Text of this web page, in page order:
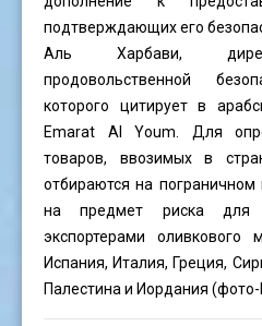
подтверждающих его
Аль Харбави,
продовольственной
которого цитирует в
Emarat Al Youm. Для
товаров, ввозимых в
отбираются на
на предмет риска для
экспортерами
Испания, Италия, Греция,
Палестина и Иордания (фото-